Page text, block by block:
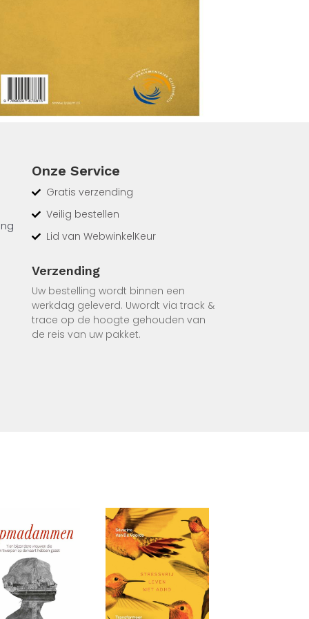
in
Onze Service
Gratis verzending
Veilig bestellen
Lid van WebwinkelKeur
Verzending
Uw bestelling wordt binnen een
werkdag geleverd. Uwordt via track &
trace op de hoogte gehouden van
de reis van uw pakket.